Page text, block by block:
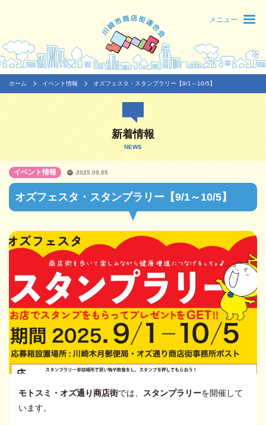
メニュー
ホーム イベント情報 オズフェスタ・スタンプラリー【9/1～10/5】
新着情報
NEWS
オズフェスタ・スタンプラリー【9/1～10/5】
イベント情報 2025.09.05
モトスミ・オズ通り商店街では、 スタンプラリーを開催して
います。